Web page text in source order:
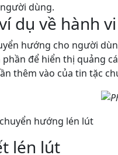
dùng.
dụ về hành
hướng cho người
để hiển thị quảng
thêm vào của tin tặc
hướng lén lút
lén lút